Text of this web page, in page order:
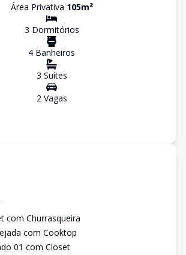
Área Privativa 105m²
3 Dormitórios
4 Banheiros
3 Suítes
2Vagas
com Churrasqueira
com Cooktop
01 com Closet